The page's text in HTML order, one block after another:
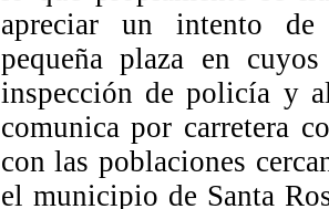
apreciar un intento de
pequeña plaza en
inspección de policía y
comunica por carretera
con las poblaciones
el municipio de Santa